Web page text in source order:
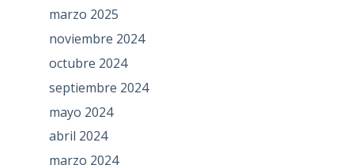
marzo 2025
noviembre 2024
octubre 2024
septiembre 2024
mayo 2024
abril 2024
marzo 2024